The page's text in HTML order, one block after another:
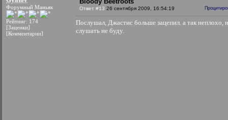
Форумный Маньяк
Рейтинг: 174
[Заценки]
[Комментарии]
Ответ #13 26 сентября 2009, 16:54:19
Послушал, Джастис больше зацепил. а так неплохо,
слушать не буду.